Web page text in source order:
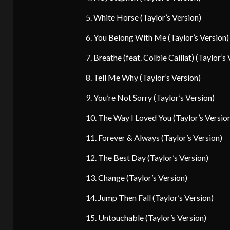
5. White Horse (Taylor’s Version)
6. You Belong With Me (Taylor’s Version)
7. Breathe (feat. Colbie Caillat) (Taylor’s
8. Tell Me Why (Taylor’s Version)
9. You’re Not Sorry (Taylor’s Version)
10. The Way I Loved You (Taylor’s
11. Forever & Always (Taylor’s Version)
12. The Best Day (Taylor’s Version)
13. Change (Taylor’s Version)
14. Jump Then Fall (Taylor’s Version)
15. Untouchable (Taylor’s Version)